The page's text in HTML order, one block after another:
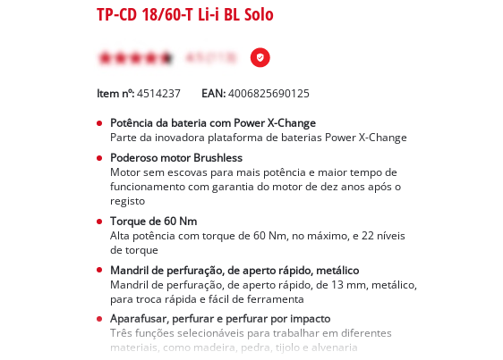
TP-CD 18/60-T Li-i BL Solo
Item nº: 4514237 EAN:4006825690125
Potência da bateria com Power X-Change
Parte da inovadora plataforma de baterias Power X-Change
Poderoso motor Brushless
Motor sem escovas para mais potência e maior tempo de
funcionamento com garantia do motor de dez anos após o
registo
Torque de 60 Nm
Alta potência com torque de 60 Nm, no máximo, e 22 níveis
de torque
Mandril de perfuração, de aperto rápido, metálico
Mandril de perfuração, de aperto rápido, de 13 mm, metálico,
para troca rápida e fácil de ferramenta
Aparafusar, perfurar e perfurar por impacto
Três funções selecionáveis para trabalhar em diferentes
materiais, como madeira, pedra, tijolo e alvenaria